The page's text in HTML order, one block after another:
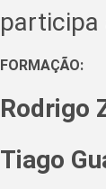
participa
FORMAÇÃO:
Rodrigo
Tiago